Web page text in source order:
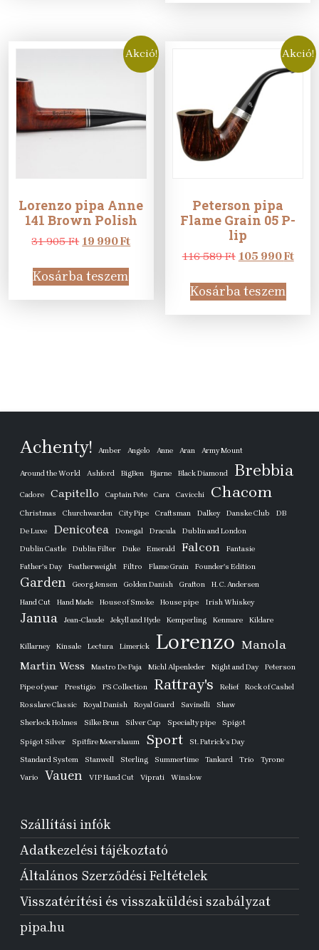
605 Ft.
990
Akció!
Lorenzo pipa Anne
141 Brown Polish
31 905Ft Original
was:
31
905 Ft.
19 990FtCurrent
990 Ft.
Kosárba teszem
Akció!
Peterson pipa
Flame Grain 05 P-
lip
116 589Ft Original
was:
116
589 Ft.
105 990Ft
990
Kosárba teszem
Achenty! Amber Angelo Anne Aran Army Mount
Around the World Ashford BigBen Bjarne Black Diamond Brebbia
Cadore Capitello Captain Pete Cara Cavicchi Chacom
Christmas Churchwarden City Pipe Craftsman Dalkey Danske Club
DB
De Luxe
Denicotea Donegal Dracula
Dublin and London
Dublin Castle
Dublin Filter Duke Emerald Falcon
Fantasie
Father's Day
Featherweight Filtro Flame Grain Founder's Edition
Garden Georg Jensen Golden Danish Grafton
H. C. Andersen
Hand Cut
Hand Made House of Smoke House pipe Irish Whiskey
Janua Jean-Claude Jekyll and Hyde Kemperling Kenmare Kildare
Killarney Kinsale Lectura Limerick Lorenzo Manola
Martin Wess Mastro De Paja Michl Alpenleder Night and Day Peterson
Pipe of year Prestigio PS Collection Rattray's Relief
Rock of Cashel
Rosslare Classic
Royal Danish Royal Guard Savinelli
Shaw
Sherlock Holmes
Silke Brun Silver Cap Specialty pipe Spigot
Spigot Silver Spitfire Meershaum Sport
St. Patrick's Day
Standard System
Stanwell Sterling Summertime Tankard Trio
Tyrone
Vario
Vauen VIP Hand Cut Viprati Winslow
Szállítási infók
Adatkezelési tájékoztató
Általános Szerződési Feltételek
Visszatérítési és visszaküldési szabályzat
pipa.hu